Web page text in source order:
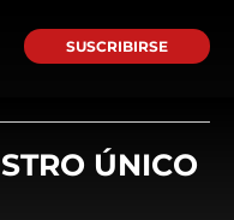
SUSCRIBIRSE
ÚNICO